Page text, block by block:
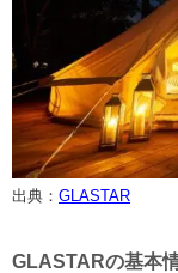
出典： GLASTAR
GLASTARの基本